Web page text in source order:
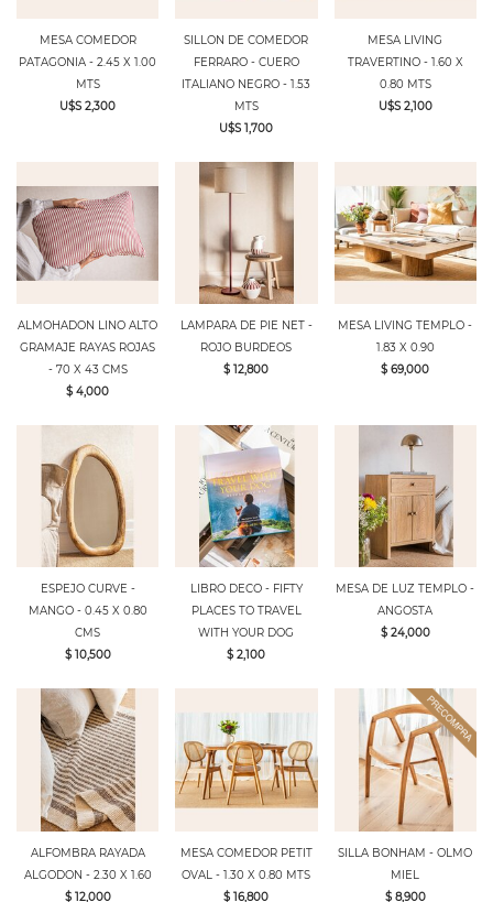
MESA COMEDOR
PATAGONIA - 2.45 X 1.00
MTS
U$S 2,300
SILLON DE COMEDOR
FERRARO - CUERO
ITALIANO NEGRO - 1.53
MTS
U$S 1,700
MESA LIVING
TRAVERTINO - 1.60 X
0.80 MTS
U$S 2,100
ALMOHADON LINO ALTO
GRAMAJE RAYAS ROJAS
- 70 X 43 CMS
$ 4,000
LAMPARA DE PIE NET -
ROJO BURDEOS
$ 12,800
MESA LIVING TEMPLO -
1.83 X 0.90
$ 69,000
ESPEJO CURVE -
MANGO - 0.45 X 0.80
CMS
$ 10,500
LIBRO DECO - FIFTY
PLACES TO TRAVEL
WITH YOUR DOG
$ 2,100
MESA DE LUZ TEMPLO -
ANGOSTA
$ 24,000
ALFOMBRA RAYADA
ALGODON - 2.30 X 1.60
$ 12,000
MESA COMEDOR PETIT
OVAL - 1.30 X 0.80 MTS
$ 16,800
SILLA BONHAM - OLMO
MIEL
$ 8,900